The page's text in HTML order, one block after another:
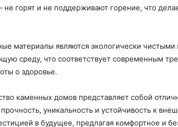
горят и не поддерживают горение, что
материалы являются экологически
среду, что соответствует современным
о здоровье.
каменных домов представляет собой
уникальность и устойчивость к
в будущее, предлагая комфортное и